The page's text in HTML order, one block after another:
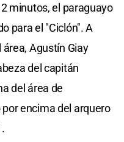
minutos, el paraguayo
para el "Ciclón". A
Agustín Giay
del capitán
del área de
encima del arquero